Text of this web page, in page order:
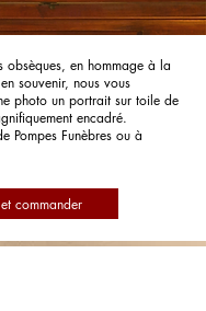
obsèques, en hommage à la
souvenir, nous vous
photo un portrait sur toile de
encadré.
Pompes Funèbres ou à
commander